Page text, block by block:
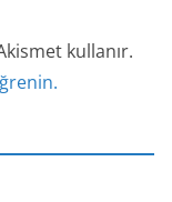
kullanır.